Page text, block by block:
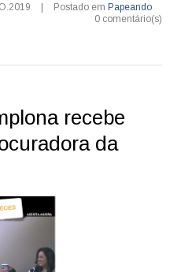
| Postado em Papeando
0 comentário(s)
recebe
da